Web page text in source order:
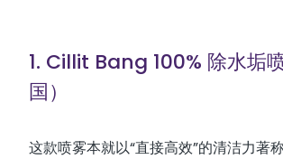
1. Cillit Bang 100% 除水垢
国）
这款喷雾本就以“直接高效”的清洁力著